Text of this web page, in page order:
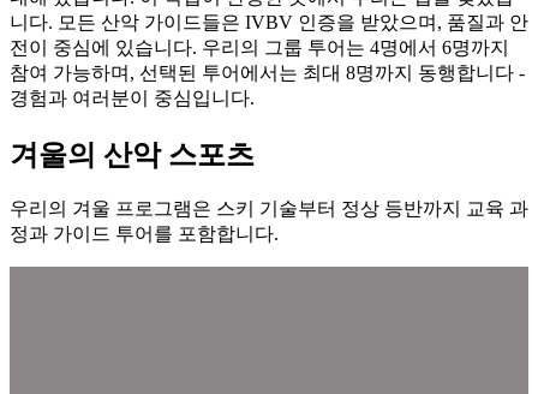
니다. 모든 산악 가이드들은 IVBV 인증을 받았으며, 품질과 안
전이 중심에 있습니다. 우리의 그룹 투어는 4명에서 6명까지
참여 가능하며, 선택된 투어에서는 최대 8명까지 동행합니다 -
경험과 여러분이 중심입니다.
겨울의 산악 스포츠
우리의 겨울 프로그램은 스키 기술부터 정상 등반까지 교육 과
정과 가이드 투어를 포함합니다.